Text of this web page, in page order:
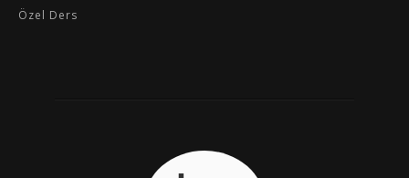
Özel Ders